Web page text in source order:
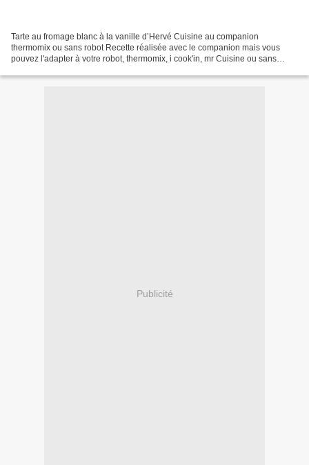
Tarte au fromage blanc à la vanille d’Hervé Cuisine au companion
thermomix ou sans robot Recette réalisée avec le companion mais vous
pouvez l'adapter à votre robot, thermomix, i cook'in, mr Cuisine ou sans
Publicité